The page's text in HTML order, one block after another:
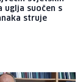
uglja suočen s
struje